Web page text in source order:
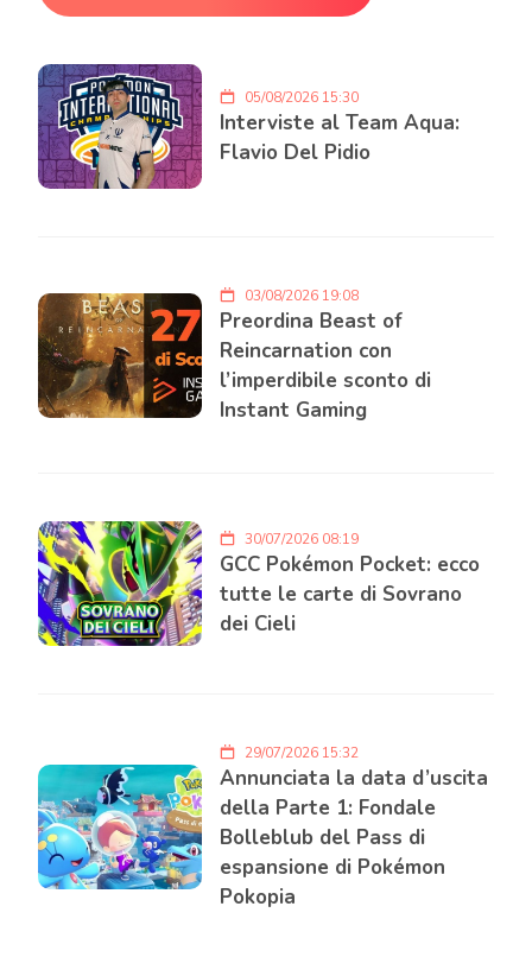
05/08/2026 15:30
Interviste al Team Aqua:
Flavio Del Pidio
03/08/2026 19:08
Preordina Beast of
Reincarnation con
l’imperdibile sconto di
Instant Gaming
30/07/2026 08:19
GCC Pokémon Pocket: ecco
tutte le carte di Sovrano
dei Cieli
29/07/2026 15:32
Annunciata la data d’uscita
della Parte 1: Fondale
Bolleblub del Pass di
espansione di Pokémon
Pokopia